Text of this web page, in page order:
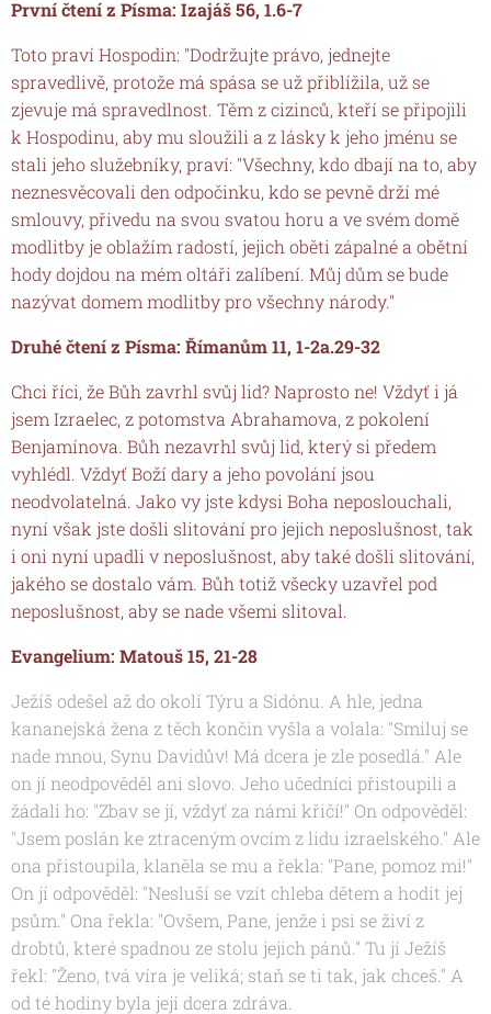
První čtení z Písma: Izajáš 56, 1.6-7
Toto praví Hospodin: "Dodržujte právo, jednejte
spravedlivě, protože má spása se už přiblížila, už se
zjevuje má spravedlnost. Těm z cizinců, kteří se připojili
k Hospodinu, aby mu sloužili a z lásky k jeho jménu se
stali jeho služebníky, praví: "Všechny, kdo dbají na to, aby
neznesvěcovali den odpočinku, kdo se pevně drží mé
smlouvy, přivedu na svou svatou horu a ve svém domě
modlitby je oblažím radostí, jejich oběti zápalné a obětní
hody dojdou na mém oltáři zalíbení. Můj dům se bude
nazývat domem modlitby pro všechny národy."
Druhé čtení z Písma: Římanům 11, 1-2a.29-32
Chci říci, že Bůh zavrhl svůj lid? Naprosto ne! Vždyť i já
jsem Izraelec, z potomstva Abrahamova, z pokolení
Benjamínova. Bůh nezavrhl svůj lid, který si předem
vyhlédl. Vždyť Boží dary a jeho povolání jsou
neodvolatelná. Jako vy jste kdysi Boha neposlouchali,
nyní však jste došli slitování pro jejich neposlušnost, tak
i oni nyní upadli v neposlušnost, aby také došli slitování,
jakého se dostalo vám. Bůh totiž všecky uzavřel pod
neposlušnost, aby se nade všemi slitoval.
Evangelium: Matouš 15, 21-28
Ježíš odešel až do okolí Týru a Sidónu. A hle, jedna
kananejská žena z těch končin vyšla a volala: "Smiluj se
nade mnou, Synu Davidův! Má dcera je zle posedlá." Ale
on jí neodpověděl ani slovo. Jeho učedníci přistoupili a
žádali ho: "Zbav se jí, vždyť za námi křičí!" On odpověděl:
"Jsem poslán ke ztraceným ovcím z lidu izraelského." Ale
ona přistoupila, klaněla se mu a řekla: "Pane, pomoz mi!"
On jí odpověděl: "Nesluší se vzít chleba dětem a hodit jej
psům." Ona řekla: "Ovšem, Pane, jenže i psi se živí z
drobtů, které spadnou ze stolu jejich pánů." Tu jí Ježíš
řekl: "Ženo, tvá víra je veliká; staň se ti tak, jak chceš." A
od té hodiny byla její dcera zdráva.